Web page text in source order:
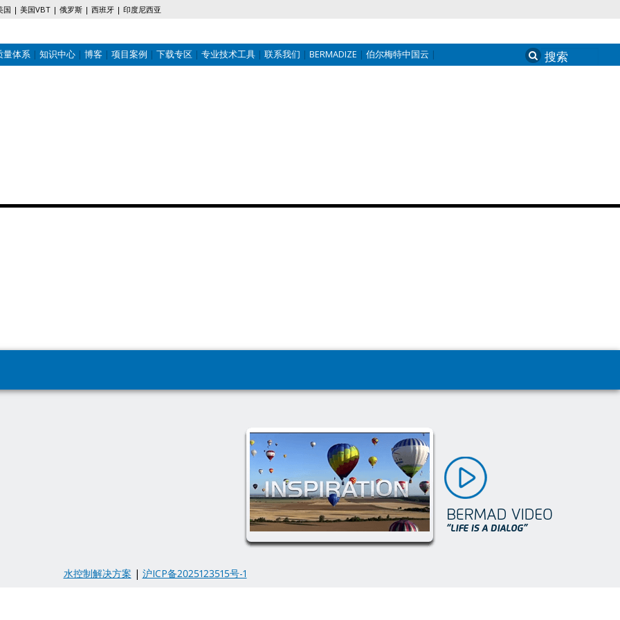
国 美国VBT 俄罗斯 西班牙 印度尼西亚
量体系 知识中心 博客 项目案例 下载专区 专业技术工具 联系我们 BERMADIZE 伯尔梅特中国云 Search
for:
水控制解决方案 | 沪ICP备2025123515号-1